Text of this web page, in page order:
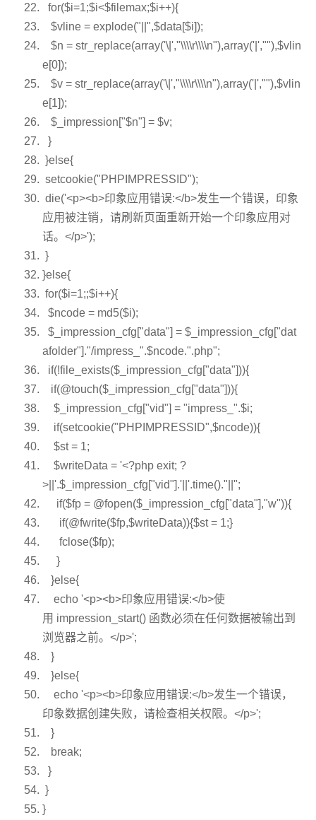
for($i=1;$i<$filemax;$i++){
$vline = explode("||",$data[$i]);
$n = str_replace(array('\|',"\\\\r\\\\n"),array('|',""),$vlin
e[0]);
$v = str_replace(array('\|',"\\\\r\\\\n"),array('|',""),$vlin
e[1]);
$_impression["$n"] = $v;
}
}else{
setcookie("PHPIMPRESSID");
die('<p><b>印象应用错误:</b>发生一个错误，印象
应用被注销，请刷新页面重新开始一个印象应用对
话。</p>');
}
}else{
for($i=1;;$i++){
$ncode = md5($i);
$_impression_cfg["data"] = $_impression_cfg["dat
afolder"]."/impress_".$ncode.".php";
if(!file_exists($_impression_cfg["data"])){
if(@touch($_impression_cfg["data"])){
$_impression_cfg["vid"] = "impress_".$i;
if(setcookie("PHPIMPRESSID",$ncode)){
$st= 1;
$writeData = '<?php exit; ?
>||'.$_impression_cfg["vid"].'||'.time()."||";
if($fp = @fopen($_impression_cfg["data"],"w")){
if(@fwrite($fp,$writeData)){$st= 1;}
fclose($fp);
}
}else{
echo '<p><b>印象应用错误:</b>使
用 impression_start() 函数必须在任何数据被输出到
浏览器之前。</p>';
}
}else{
echo '<p><b>印象应用错误:</b>发生一个错误，
印象数据创建失败，请检查相关权限。</p>';
}
break;
}
}
}